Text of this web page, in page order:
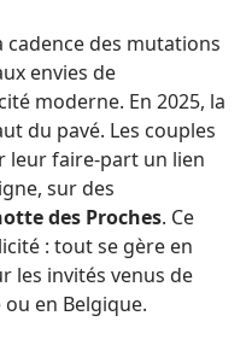
cadence des mutations
envies de
moderne. En 2025, la
du pavé. Les couples
leur faire-part un lien
sur des
des Proches. Ce
: tout se gère en
les invités venus de
ou en Belgique.